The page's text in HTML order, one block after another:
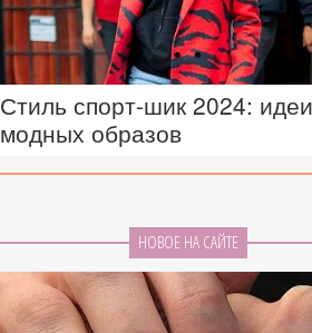
Стиль спорт-шик 2024: идеи
модных образов
НОВОЕ НА САЙТЕ